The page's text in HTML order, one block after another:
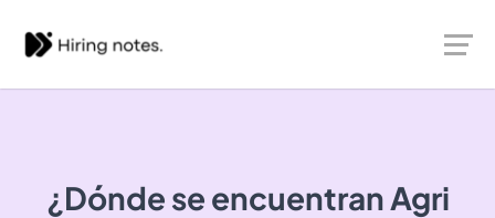
¿Dónde se encuentranAgri